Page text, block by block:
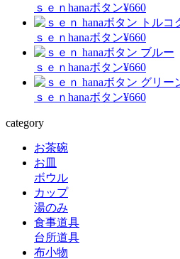
ｓｅｎ hanaボタン¥660
ｓｅｎ hanaボタン¥660
ｓｅｎ hanaボタン¥660
ｓｅｎ hanaボタン¥660
category
お茶碗
お皿
ボウル
カップ
湯のみ
食事道具
台所道具
布小物